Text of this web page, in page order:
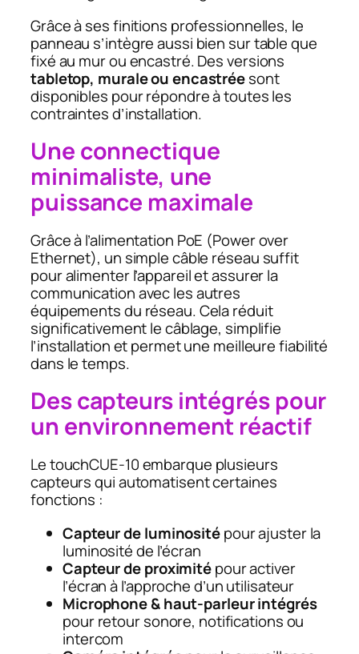
Grâce à ses finitions professionnelles, le
panneau s’intègre aussi bien sur table que
fixé au mur ou encastré. Des versions
tabletop, murale ou encastréesont
disponibles pour répondre à toutes les
contraintes d’installation.
Une connectique
minimaliste, une
puissance maximale
Grâce à l’alimentation PoE (Power over
Ethernet), un simple câble réseau suffit
pour alimenter l’appareil et assurer la
communication avec les autres
équipements du réseau. Cela réduit
significativement le câblage, simplifie
l’installation et permet une meilleure fiabilité
dans le temps.
Des capteurs intégrés pour
un environnement réactif
Le touchCUE‑10 embarque plusieurs
capteurs qui automatisent certaines
fonctions :
Capteur de luminositépour ajuster la
luminosité de l’écran
Capteur de proximitépour activer
l’écran à l’approche d’un utilisateur
Microphone & haut-parleur intégrés
pour retour sonore, notifications ou
intercom